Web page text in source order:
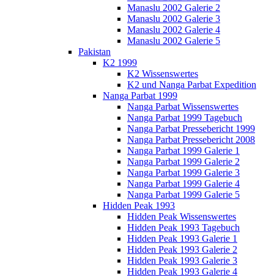
Manaslu 2002 Galerie 2
Manaslu 2002 Galerie 3
Manaslu 2002 Galerie 4
Manaslu 2002 Galerie 5
Pakistan
K2 1999
K2 Wissenswertes
K2 und Nanga Parbat Expedition
Nanga Parbat 1999
Nanga Parbat Wissenswertes
Nanga Parbat 1999 Tagebuch
Nanga Parbat Pressebericht 1999
Nanga Parbat Pressebericht 2008
Nanga Parbat 1999 Galerie 1
Nanga Parbat 1999 Galerie 2
Nanga Parbat 1999 Galerie 3
Nanga Parbat 1999 Galerie 4
Nanga Parbat 1999 Galerie 5
Hidden Peak 1993
Hidden Peak Wissenswertes
Hidden Peak 1993 Tagebuch
Hidden Peak 1993 Galerie 1
Hidden Peak 1993 Galerie 2
Hidden Peak 1993 Galerie 3
Hidden Peak 1993 Galerie 4